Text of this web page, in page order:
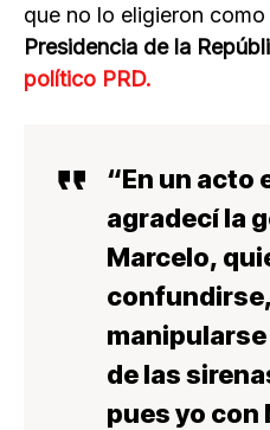
que no lo eligieron como
Presidencia de la
político PRD.
“En un acto
agradecí la
Marcelo,
de las
pues yo con